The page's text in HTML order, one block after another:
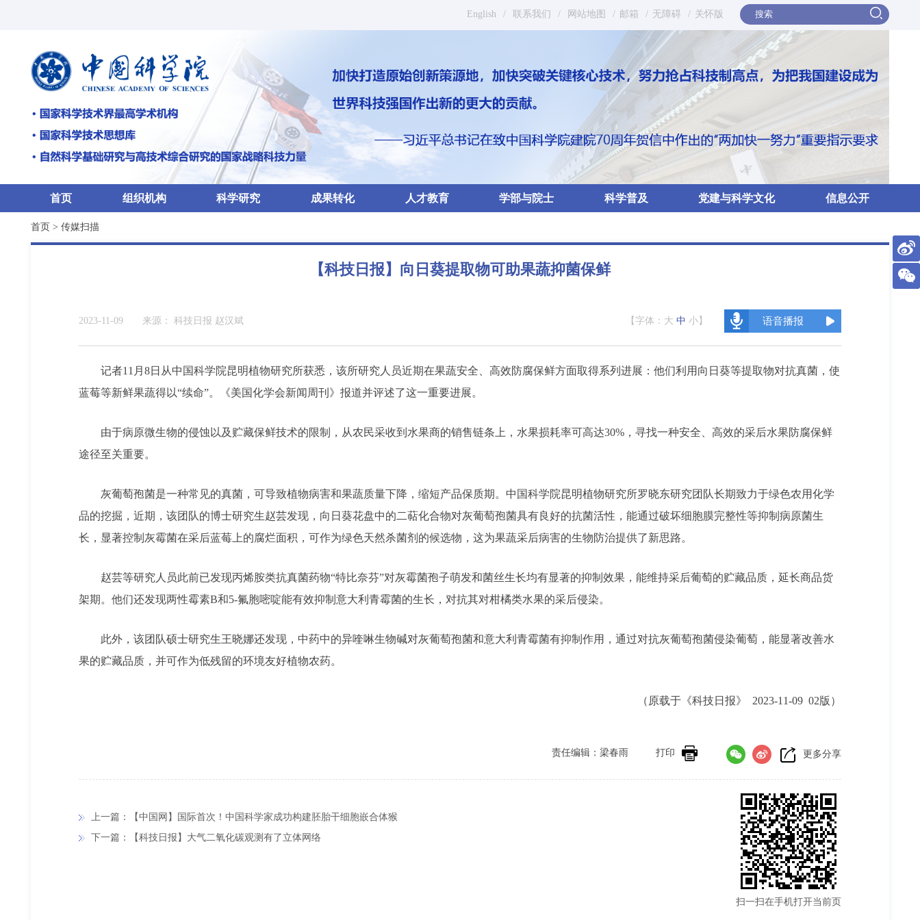
English / 联系我们 / 网站地图 / 邮箱 / 无障碍 / 关怀版
首页 组织机构 科学研究 成果转化 人才教育 学部与院士 科学普及 党建与科学文化 信息公开
首页 > 传媒扫描
【科技日报】向日葵提取物可助果蔬抑菌保鲜
2023-11-09 来源： 科技日报 赵汉斌 【字体： 大 中 小 】 语音播报
记者11月8日从中国科学院昆明植物研究所获悉，该所研究人员近期在果蔬安全、高效防腐保鲜方面取得系列进展：他们利用向日葵等提取物对抗真菌，使
蓝莓等新鲜果蔬得以“续命”。《美国化学会新闻周刊》报道并评述了这一重要进展。
由于病原微生物的侵蚀以及贮藏保鲜技术的限制，从农民采收到水果商的销售链条上，水果损耗率可高达30%，寻找一种安全、高效的采后水果防腐保鲜
途径至关重要。
灰葡萄孢菌是一种常见的真菌，可导致植物病害和果蔬质量下降，缩短产品保质期。中国科学院昆明植物研究所罗晓东研究团队长期致力于绿色农用化学
品的挖掘，近期，该团队的博士研究生赵芸发现，向日葵花盘中的二萜化合物对灰葡萄孢菌具有良好的抗菌活性，能通过破坏细胞膜完整性等抑制病原菌生
长，显著控制灰霉菌在采后蓝莓上的腐烂面积，可作为绿色天然杀菌剂的候选物，这为果蔬采后病害的生物防治提供了新思路。
赵芸等研究人员此前已发现丙烯胺类抗真菌药物“特比奈芬”对灰霉菌孢子萌发和菌丝生长均有显著的抑制效果，能维持采后葡萄的贮藏品质，延长商品货
架期。他们还发现两性霉素B和5-氟胞嘧啶能有效抑制意大利青霉菌的生长，对抗其对柑橘类水果的采后侵染。
此外，该团队硕士研究生王晓娜还发现，中药中的异喹啉生物碱对灰葡萄孢菌和意大利青霉菌有抑制作用，通过对抗灰葡萄孢菌侵染葡萄，能显著改善水
果的贮藏品质，并可作为低残留的环境友好植物农药。
（原载于《科技日报》 2023-11-09 02版）
更多分享
打印
责任编辑：梁春雨
上一篇：【中国网】国际首次！中国科学家成功构建胚胎干细胞嵌合体猴
下一篇：【科技日报】大气二氧化碳观测有了立体网络
扫一扫在手机打开当前页